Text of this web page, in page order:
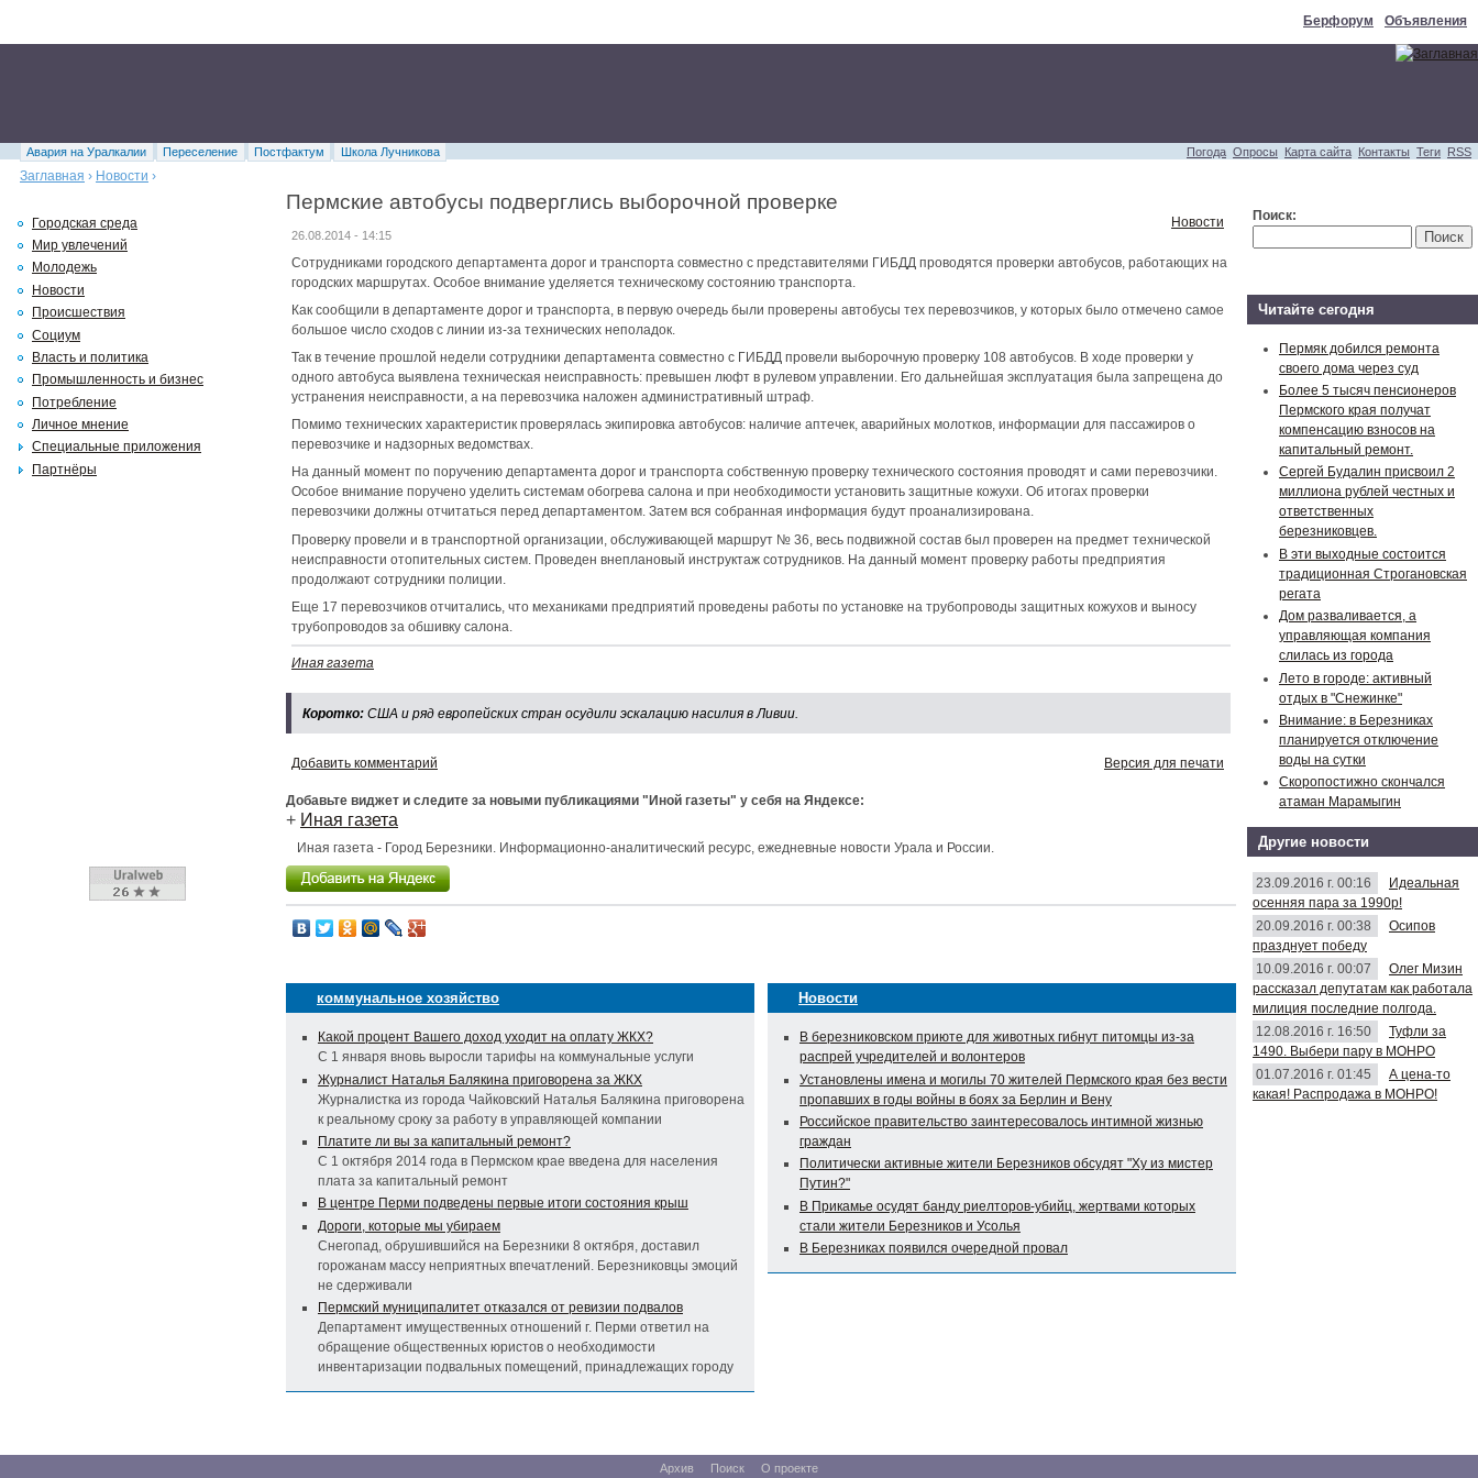
Берфорум Объявления
Погода Опросы Карта сайта Контакты Теги RSS
Авария на Уралкалии Переселение Постфактум
Школа Лучникова
Заглавная › Новости ›
Пермские автобусы подверглись выборочной проверке
Новости
26.08.2014 - 14:15
Сотрудниками городского департамента дорог и транспорта совместно с представителями ГИБДД проводятся проверки автобусов, работающих на
городских маршрутах. Особое внимание уделяется техническому состоянию транспорта.
Как сообщили в департаменте дорог и транспорта, в первую очередь были проверены автобусы тех перевозчиков, у которых было отмечено самое
большое число сходов с линии из-за технических неполадок.
Так в течение прошлой недели сотрудники департамента совместно с ГИБДД провели выборочную проверку 108 автобусов. В ходе проверки у
одного автобуса выявлена техническая неисправность: превышен люфт в рулевом управлении. Его дальнейшая эксплуатация была запрещена до
устранения неисправности, а на перевозчика наложен административный штраф.
Помимо технических характеристик проверялась экипировка автобусов: наличие аптечек, аварийных молотков, информации для пассажиров о
перевозчике и надзорных ведомствах.
На данный момент по поручению департамента дорог и транспорта собственную проверку технического состояния проводят и сами перевозчики.
Особое внимание поручено уделить системам обогрева салона и при необходимости установить защитные кожухи. Об итогах проверки
перевозчики должны отчитаться перед департаментом. Затем вся собранная информация будут проанализирована.
Проверку провели и в транспортной организации, обслуживающей маршрут № 36, весь подвижной состав был проверен на предмет технической
неисправности отопительных систем. Проведен внеплановый инструктаж сотрудников. На данный момент проверку работы предприятия
продолжают сотрудники полиции.
Еще 17 перевозчиков отчитались, что механиками предприятий проведены работы по установке на трубопроводы защитных кожухов и выносу
трубопроводов за обшивку салона.
Иная газета
Коротко: США и ряд европейских стран осудили эскалацию насилия в Ливии.
Добавить комментарий Версия для печати
Добавьте виджет и следите за новыми публикациями "Иной газеты" у себя на Яндексе:
+ Иная газета
Иная газета - Город Березники. Информационно-аналитический ресурс, ежедневные новости Урала и России.
коммунальное хозяйство
Какой процент Вашего доход уходит на оплату ЖКХ?
С 1 января вновь выросли тарифы на коммунальные услуги
Журналист Наталья Балякина приговорена за ЖКХ
Журналистка из города Чайковский Наталья Балякина приговорена
к реальному сроку за работу в управляющей компании
Платите ли вы за капитальный ремонт?
С 1 октября 2014 года в Пермском крае введена для населения
плата за капитальный ремонт
В центре Перми подведены первые итоги состояния крыш
Дороги, которые мы убираем
Снегопад, обрушившийся на Березники 8 октября, доставил
горожанам массу неприятных впечатлений. Березниковцы эмоций
не сдерживали
Пермский муниципалитет отказался от ревизии подвалов
Департамент имущественных отношений г. Перми ответил на
обращение общественных юристов о необходимости
инвентаризации подвальных помещений, принадлежащих городу
Новости
В березниковском приюте для животных гибнут питомцы из-за
распрей учредителей и волонтеров
Установлены имена и могилы 70 жителей Пермского края без вести
пропавших в годы войны в боях за Берлин и Вену
Российское правительство заинтересовалось интимной жизнью
граждан
Политически активные жители Березников обсудят "Ху из мистер
Путин?"
В Прикамье осудят банду риелторов-убийц, жертвами которых
стали жители Березников и Усолья
В Березниках появился очередной провал
Городская среда
Мир увлечений
Молодежь
Новости
Происшествия
Социум
Власть и политика
Промышленность и бизнес
Потребление
Личное мнение
Специальные приложения
Партнёры
Поиск:
Читайте сегодня
Пермяк добился ремонта
своего дома через суд
Более 5 тысяч пенсионеров
Пермского края получат
компенсацию взносов на
капитальный ремонт.
Сергей Будалин присвоил 2
миллиона рублей честных и
ответственных
березниковцев.
В эти выходные состоится
традиционная Строгановская
регата
Дом разваливается, а
управляющая компания
слилась из города
Лето в городе: активный
отдых в "Снежинке"
Внимание: в Березниках
планируется отключение
воды на сутки
Скоропостижно скончался
атаман Марамыгин
Другие новости
23.09.2016 г. 00:16
Идеальная
осенняя пара за 1990р!
20.09.2016 г. 00:38
Осипов
празднует победу
10.09.2016 г. 00:07
Олег Мизин
рассказал депутатам как работала
милиция последние полгода.
12.08.2016 г. 16:50
Туфли за
1490. Выбери пару в МОНРО
01.07.2016 г. 01:45
А цена-то
какая! Распродажа в МОНРО!
Архив Поиск О проекте